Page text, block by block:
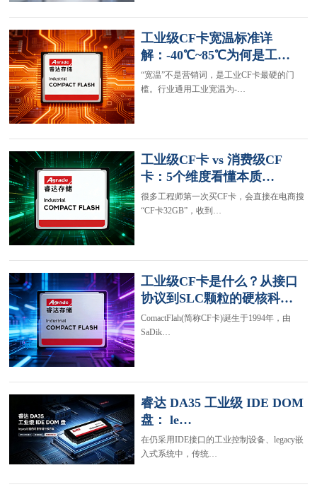
工业级CF卡宽温标准详
解：-40℃~85℃为何是工…
“宽温”不是营销词，是工业CF卡最硬的门
槛。行业通用工业宽温为-…
工业级CF卡 vs 消费级CF
卡：5个维度看懂本质…
很多工程师第一次买CF卡，会直接在电商搜
“CF卡32GB”，收到…
工业级CF卡是什么？从接口
协议到SLC颗粒的硬核科…
ComactFlah(简称CF卡)诞生于1994年，由
SaDik…
睿达 DA35 工业级 IDE DOM
盘： le…
在仍采用IDE接口的工业控制设备、legacy嵌
入式系统中，传统…